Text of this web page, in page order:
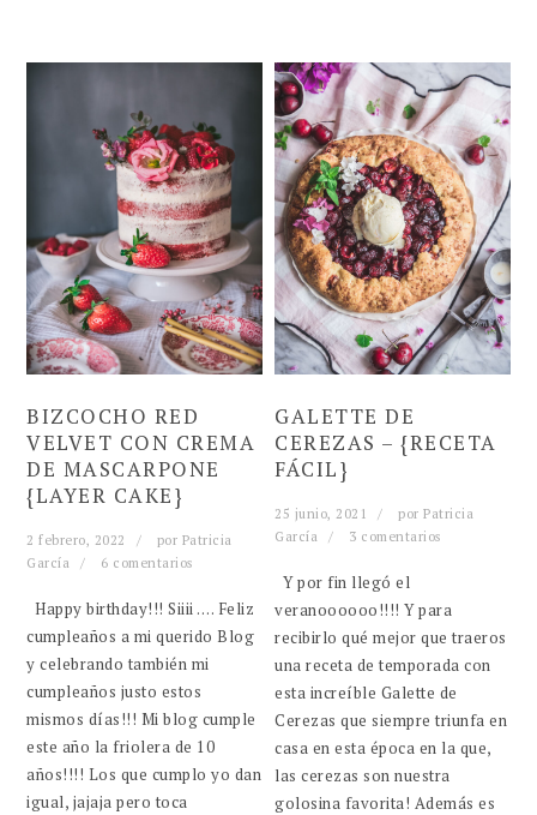
BIZCOCHO RED
VELVET CON CREMA
DE MASCARPONE
{LAYER CAKE}
2 febrero, 2022 por Patricia
García
6 comentarios
Happy birthday!!! Siiii …. Feliz
cumpleaños a mi querido Blog
y celebrando también mi
cumpleaños justo estos
mismos días!!! Mi blog cumple
este año la friolera de 10
años!!!! Los que cumplo yo dan
igual, jajaja pero toca
GALETTE DE
CEREZAS – {RECETA
FÁCIL}
25 junio, 2021 porPatricia
García
3 comentarios
Y por fin llegó el
veranoooooo!!!! Y para
recibirlo qué mejor que traeros
una receta de temporada con
esta increíble Galette de
Cerezas que siempre triunfa en
casa en esta época en la que,
las cerezas son nuestra
golosina favorita! Además es